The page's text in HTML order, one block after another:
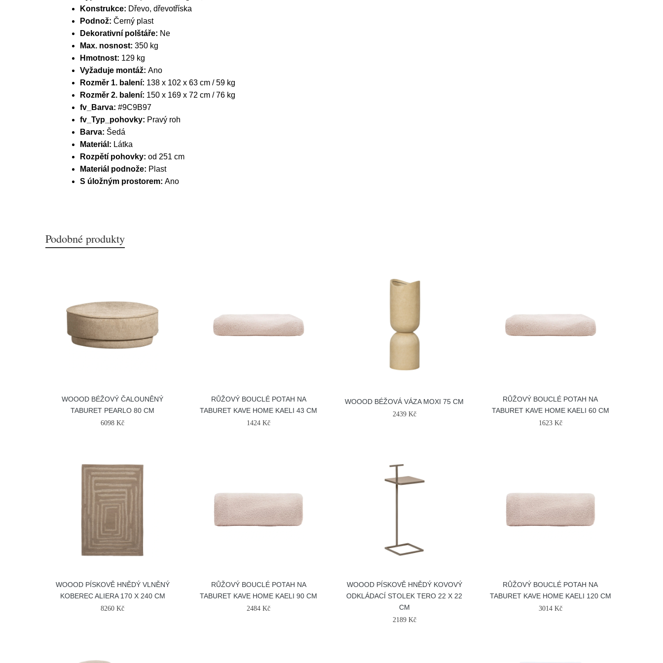
Konstrukce: Dřevo, dřevotříska
Podnož: Černý plast
Dekorativní polštáře: Ne
Max. nosnost: 350 kg
Hmotnost: 129 kg
Vyžaduje montáž: Ano
Rozměr 1. balení: 138 x 102 x 63 cm / 59 kg
Rozměr 2. balení: 150 x 169 x 72 cm / 76 kg
fv_Barva: #9C9B97
fv_Typ_pohovky: Pravý roh
Barva: Šedá
Materiál: Látka
Rozpětí pohovky: od 251 cm
Materiál podnože: Plast
S úložným prostorem: Ano
Podobné produkty
WOOOD BÉŽOVÝ ČALOUNĚNÝ
TABURET PEARLO 80 CM
6098 Kč
RŮŽOVÝ BOUCLÉ POTAH NA
TABURET KAVE HOME KAELI 43 CM
1424 Kč
WOOOD BÉŽOVÁ VÁZA MOXI 75 CM
2439 Kč
RŮŽOVÝ BOUCLÉ POTAH NA
TABURET KAVE HOME KAELI 60 CM
1623 Kč
WOOOD PÍSKOVĚ HNĚDÝ VLNĚNÝ
KOBEREC ALIERA 170 X 240 CM
8260 Kč
RŮŽOVÝ BOUCLÉ POTAH NA
TABURET KAVE HOME KAELI 90 CM
2484 Kč
WOOOD PÍSKOVĚ HNĚDÝ KOVOVÝ
ODKLÁDACÍ STOLEK TERO 22 X 22
CM
2189 Kč
RŮŽOVÝ BOUCLÉ POTAH NA
TABURET KAVE HOME KAELI 120 CM
3014 Kč